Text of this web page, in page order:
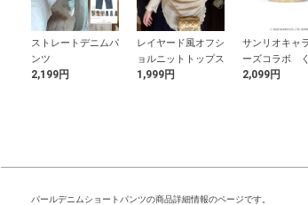
ストレートデニムパ
ンツ
2,199円
レイヤード風オフシ
ョルニットトップス
1,999円
サンリオキャ
ーズコラボ
るファーヘッ
2,099円
パールデニムショートパンツの商品詳細情報のページです。